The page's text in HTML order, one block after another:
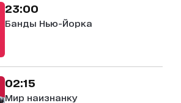
23:00
Банды Нью-Йорка
02:15
Мир наизнанку